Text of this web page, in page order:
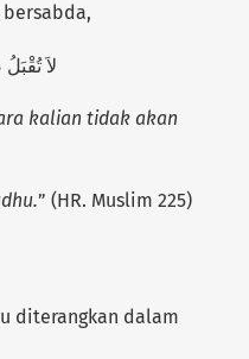
bersabda,
لاَ
kalian tidak akan
” (HR. Muslim 225)
diterangkan dalam